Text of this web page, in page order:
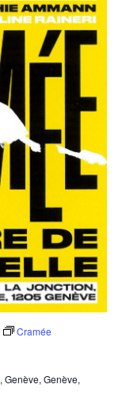
Cramée
Genève,